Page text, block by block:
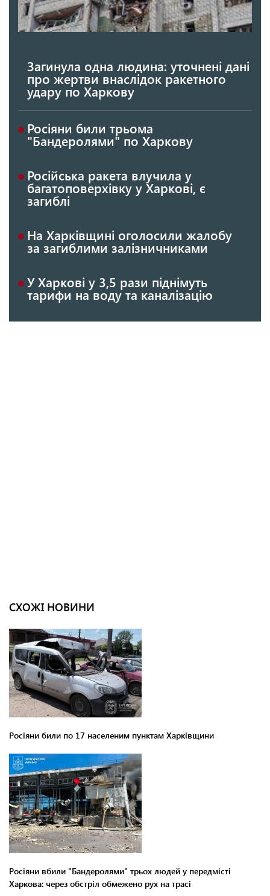
Загинула одна людина: уточнені дані
про жертви внаслідок ракетного
удару по Харкову
Росіяни били трьома
"Бандеролями" по Харкову
Російська ракета влучила у
багатоповерхівку у Харкові, є
загиблі
На Харківщині оголосили жалобу
за загиблими залізничниками
У Харкові у 3,5 рази піднімуть
тарифи на воду та каналізацію
СХОЖІ НОВИНИ
Росіяни били по 17 населеним пунктам Харківщини
Росіяни вбили "Бандеролями" трьох людей у передмісті
Харкова: через обстріл обмежено рух на трасі